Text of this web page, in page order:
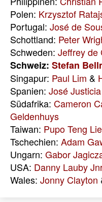
Polen: Krzysztof
Portugal: José de
Schottland: Peter
Schweden: Jeffrey de
Schweiz: Stefan
Singapur: Paul Lim &
Spanien: José Justicia
Südafrika: Cameron
Geldenhuys
Taiwan: Pupo Teng
Tschechien: Adam
Ungarn: Gabor
USA: Danny Lauby
Wales: Jonny Clayton